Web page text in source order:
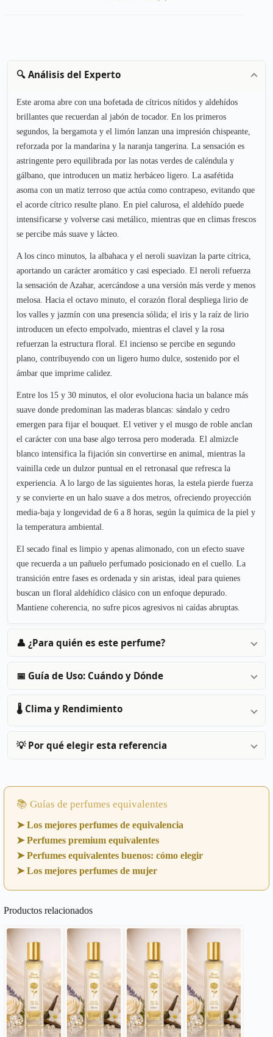
🔍 Análisis del Experto
Este aroma abre con una bofetada de cítricos nítidos y aldehídos
brillantes que recuerdan al jabón de tocador. En los primeros
segundos, la bergamota y el limón lanzan una impresión chispeante,
reforzada por la mandarina y la naranja tangerina. La sensación es
astringente pero equilibrada por las notas verdes de caléndula y
gálbano, que introducen un matiz herbáceo ligero. La asafétida
asoma con un matiz terroso que actúa como contrapeso, evitando que
el acorde cítrico resulte plano. En piel calurosa, el aldehído puede
intensificarse y volverse casi metálico, mientras que en climas frescos
se percibe más suave y lácteo.
A los cinco minutos, la albahaca y el neroli suavizan la parte cítrica,
aportando un carácter aromático y casi especiado. El neroli refuerza
la sensación de Azahar, acercándose a una versión más verde y menos
melosa. Hacia el octavo minuto, el corazón floral despliega lirio de
los valles y jazmín con una presencia sólida; el iris y la raíz de lirio
introducen un efecto empolvado, mientras el clavel y la rosa
refuerzan la estructura floral. El incienso se percibe en segundo
plano, contribuyendo con un ligero humo dulce, sostenido por el
ámbar que imprime calidez.
Entre los 15 y 30 minutos, el olor evoluciona hacia un balance más
suave donde predominan las maderas blancas: sándalo y cedro
emergen para fijar el bouquet. El vetiver y el musgo de roble anclan
el carácter con una base algo terrosa pero moderada. El almizcle
blanco intensifica la fijación sin convertirse en animal, mientras la
vainilla cede un dulzor puntual en el retronasal que refresca la
experiencia. A lo largo de las siguientes horas, la estela pierde fuerza
y se convierte en un halo suave a dos metros, ofreciendo proyección
media-baja y longevidad de 6 a 8 horas, según la química de la piel y
la temperatura ambiental.
El secado final es limpio y apenas alimonado, con un efecto suave
que recuerda a un pañuelo perfumado posicionado en el cuello. La
transición entre fases es ordenada y sin aristas, ideal para quienes
buscan un floral aldehídico clásico con un enfoque depurado.
Mantiene coherencia, no sufre picos agresivos ni caídas abruptas.
👤 ¿Para quién es este perfume?
📅 Guía de Uso: Cuándo y Dónde
🌡️ Clima y Rendimiento
💡 Por qué elegir esta referencia
📚 Guías de perfumes equivalentes
➤ Los mejores perfumes de equivalencia
➤ Perfumes premium equivalentes
➤ Perfumes equivalentes buenos: cómo elegir
➤ Los mejores perfumes de mujer
Productos relacionados